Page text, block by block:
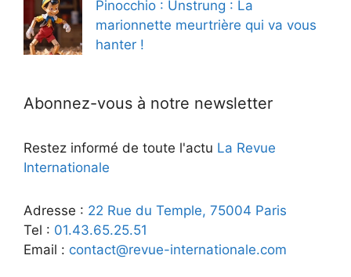
Pinocchio : Unstrung : La
marionnette meurtrière qui va vous
hanter !
Abonnez-vous à notre newsletter
Restez informé de toute l'actu La Revue
Internationale
Adresse : 22 Rue du Temple, 75004 Paris
Tel : 01.43.65.25.51
Email : contact@revue-internationale.com